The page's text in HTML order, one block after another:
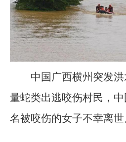
中国广西横州突发
量蛇类出逃咬伤村民，
名被咬伤的女子不幸离世